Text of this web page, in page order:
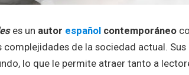
es un autor español contemporáneo
complejidades de la sociedad actual.
lo que le permite atraer tanto a